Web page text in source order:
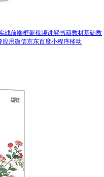
战前端框架视频讲解书籍教材基础教
应用微信京东百度小程序移动